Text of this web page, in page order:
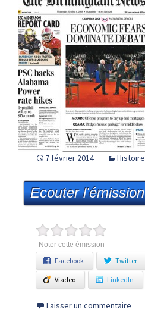
7 février 2014 Histoire
Ecouter l'émission
Noter cette émission
Facebook Twitter
Viadeo LinkedIn
Laisser un commentaire